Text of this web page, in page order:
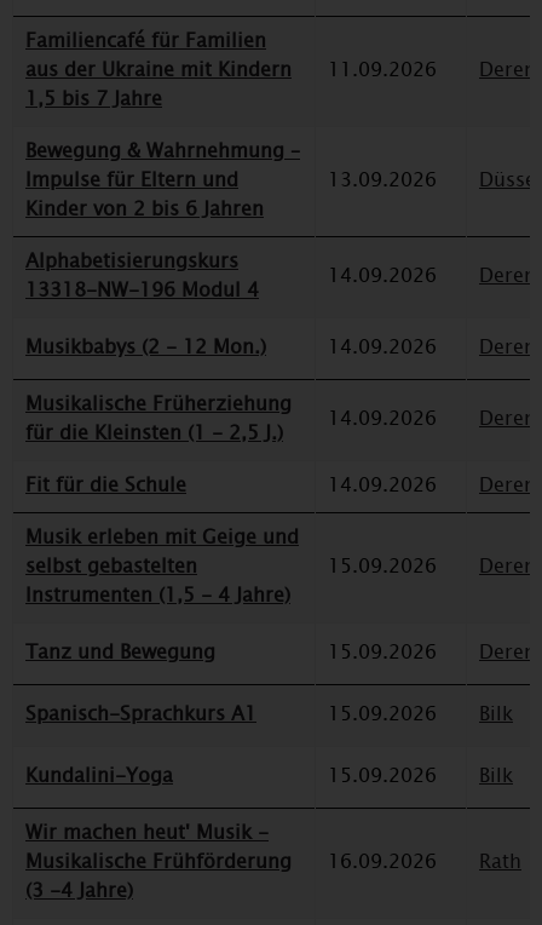
Familiencafé für Familien
aus der Ukraine mit Kindern
1,5 bis 7 Jahre
11.09.2026
Bewegung & Wahrnehmung –
Impulse für Eltern und
Kinder von 2 bis 6 Jahren
13.09.2026
Alphabetisierungskurs
13318-NW-196 Modul 4
14.09.2026
Musikbabys (2 - 12 Mon.) 14.09.2026
Musikalische Früherziehung
für die Kleinsten (1 - 2,5 J.)
14.09.2026
Fit für die Schule 14.09.2026
Musik erleben mit Geige und
selbst gebastelten
Instrumenten (1,5 - 4 Jahre)
15.09.2026
Tanz und Bewegung 15.09.2026
Spanisch-Sprachkurs A1 15.09.2026 Bilk
Kundalini-Yoga 15.09.2026
Bilk
Wir machen heut' Musik -
Musikalische Frühförderung
(3 -4 Jahre)
16.09.2026 Rath